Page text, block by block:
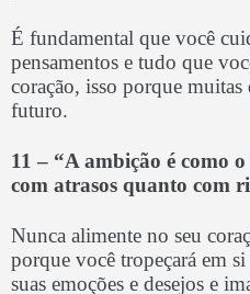
É fundamental que você
pensamentos e tudo que
coração, isso porque
futuro.
11 – “A ambição é como
com atrasos quanto com
Nunca alimente no seu
porque você tropeçará em
suas emoções e desejos e